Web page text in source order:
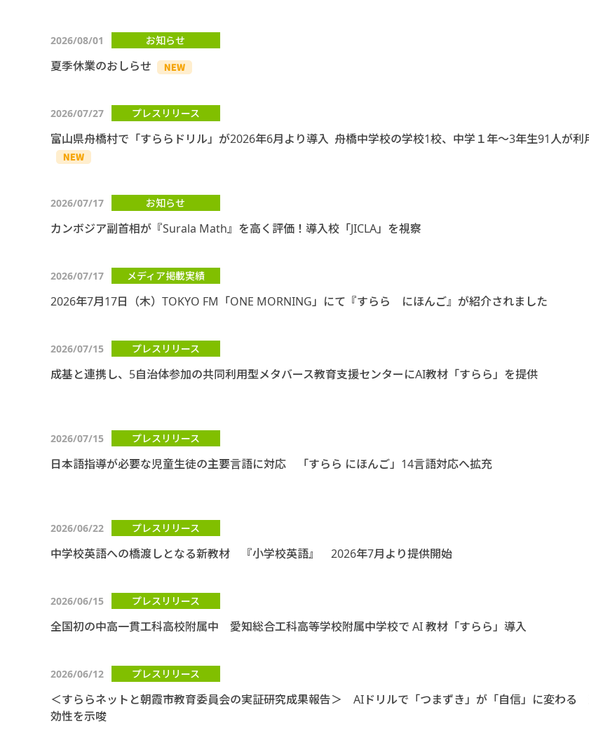
2026/08/01 お知らせ
夏季休業のおしらせ
2026/07/27 プレスリリース
富山県舟橋村で「すららドリル」が2026年6月より導入 舟橋中学校の学校1校、中学１年～3年生91人が利
2026/07/17 お知らせ
カンボジア副首相が『Surala Math』を高く評価！導入校「JICLA」を視察
2026/07/17 メディア掲載実績
2026年7月17日（木）TOKYO FM「ONE MORNING」にて『すらら にほんご』が紹介されました
2026/07/15 プレスリリース
成基と連携し、5自治体参加の共同利用型メタバース教育支援センターにAI教材「すらら」を提供
2026/07/15 プレスリリース
日本語指導が必要な児童生徒の主要言語に対応 「すらら にほんご」14言語対応へ拡充
2026/06/22 プレスリリース
中学校英語への橋渡しとなる新教材 『小学校英語』 2026年7月より提供開始
2026/06/15 プレスリリース
全国初の中高一貫工科高校附属中 愛知総合工科高等学校附属中学校で AI 教材「すらら」導入
2026/06/12 プレスリリース
＜すららネットと朝霞市教育委員会の実証研究成果報告＞ AIドリルで「つまずき」が「自信」に変わ
効性を示唆